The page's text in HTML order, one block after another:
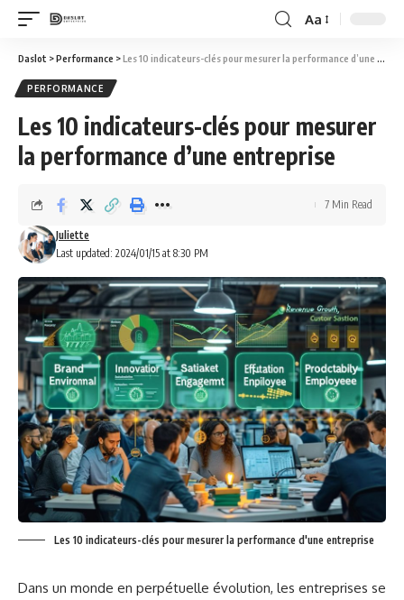
Aa
Daslot >Performance >Les 10 indicateurs-clés pour mesurer la performance d’une entreprise
PERFORMANCE
Les 10 indicateurs-clés pour mesurer
la performance d’une entreprise
Last updated: 2024/01/15 at 8:30 PM
Juliette
7 Min Read
Les 10 indicateurs-clés pour mesurer la performance d'une entreprise
Dans un monde en perpétuelle évolution, les entreprises se